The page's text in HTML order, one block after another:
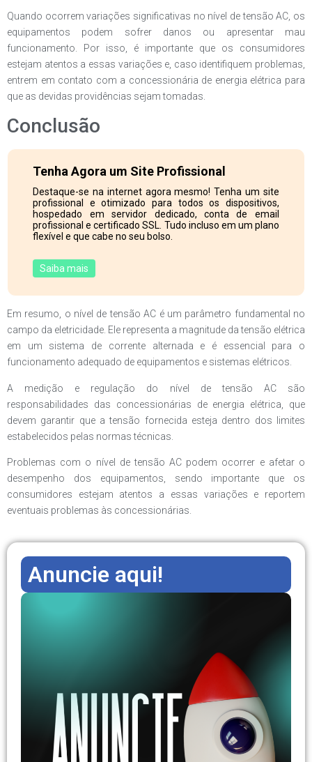
Quando ocorrem variações significativas no nível de tensão AC, os
equipamentos podem sofrer danos ou apresentar mau
funcionamento. Por isso, é importante que os consumidores
estejam atentos a essas variações e, caso identifiquem problemas,
entrem em contato com a concessionária de energia elétrica para
que as devidas providências sejam tomadas.
Conclusão
Tenha Agora um Site Profissional
Destaque-se na internet agora mesmo! Tenha um site
profissional e otimizado para todos os dispositivos,
hospedado em servidor dedicado, conta de email
profissional e certificado SSL. Tudo incluso em um plano
flexível e que cabe no seu bolso.
Saiba mais
Em resumo, o nível de tensão AC é um parâmetro fundamental no
campo da eletricidade. Ele representa a magnitude da tensão elétrica
em um sistema de corrente alternada e é essencial para o
funcionamento adequado de equipamentos e sistemas elétricos.
A medição e regulação do nível de tensão AC são
responsabilidades das concessionárias de energia elétrica, que
devem garantir que a tensão fornecida esteja dentro dos limites
estabelecidos pelas normas técnicas.
Problemas com o nível de tensão AC podem ocorrer e afetar o
desempenho dos equipamentos, sendo importante que os
consumidores estejam atentos a essas variações e reportem
eventuais problemas às concessionárias.
Anuncie aqui!